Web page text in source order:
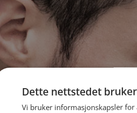
Dette nettstedet
Vi bruker informasjonskapsler